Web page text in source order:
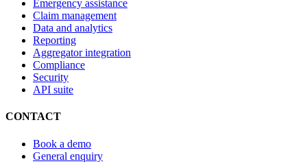
Emergency assistance
Claim management
Data and analytics
Reporting
Aggregator integration
Compliance
Security
API suite
CONTACT
Book a demo
General enquiry